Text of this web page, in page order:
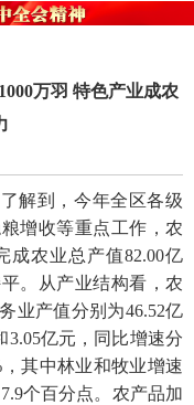
万羽 特色产业成农
解到，今年全区各级
增收等重点工作，农
成农业总产值82.00亿
。从产业结构看，农
业产值分别为46.52亿
3.05亿元，同比增速分
，其中林业和牧业增速
个百分点。农产品加